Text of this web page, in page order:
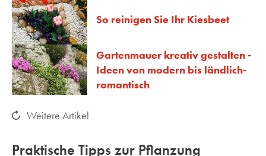
So reinigen Sie Ihr Kiesbeet
Gartenmauer kreativ gestalten -
Ideen von modern bis ländlich-
romantisch
Weitere Artikel
Praktische Tipps zur Pflanzung